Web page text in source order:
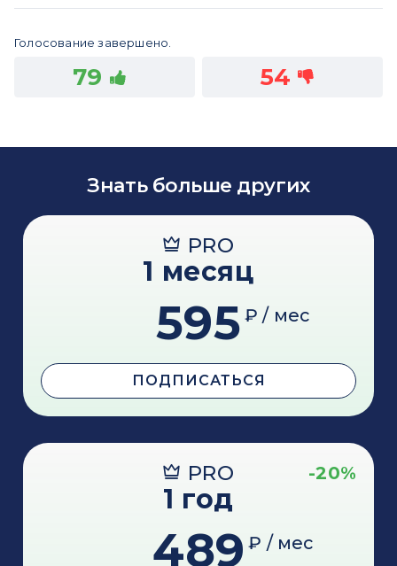
Голосование завершено.
79 54
Знать больше других
PRO
1 месяц
595 ₽ / мес
ПОДПИСАТЬСЯ
PRO -20%
1 год
489 ₽ / мес